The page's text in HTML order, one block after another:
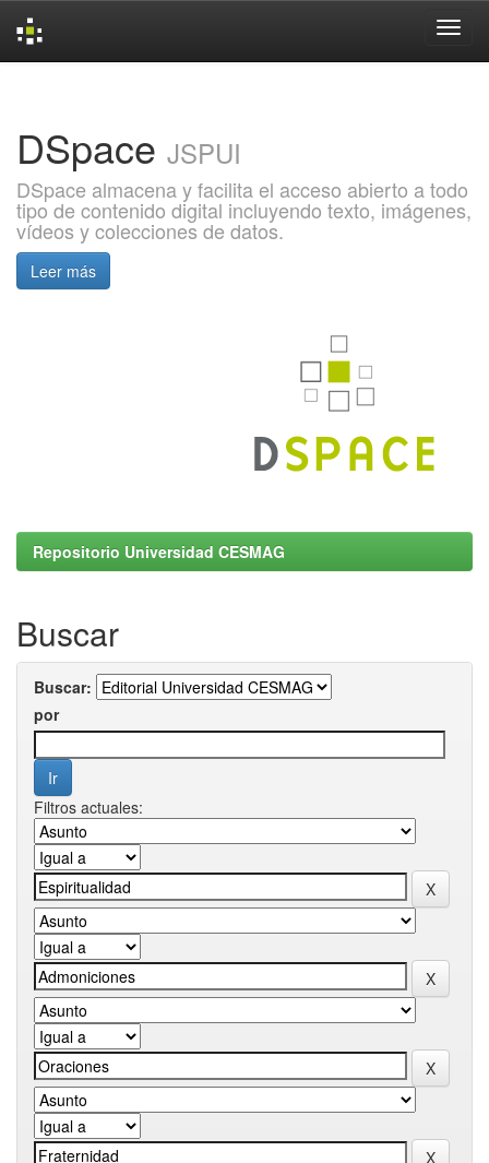
DSpace JSPUI
DSpace almacena y facilita el acceso abierto a todo
tipo de contenido digital incluyendo texto, imágenes,
vídeos y colecciones de datos.
Leer más
Repositorio Universidad CESMAG
Buscar
Buscar:
por
Filtros actuales: